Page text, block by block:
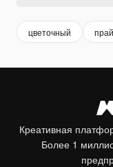
цветочный
Креативная
Более 1